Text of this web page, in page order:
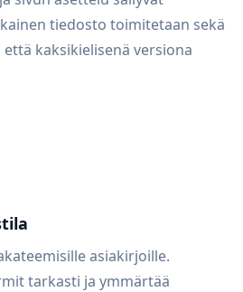
tiedosto toimitetaan sekä
kaksikielisenä versiona
asiakirjoille.
tarkasti ja ymmärtää